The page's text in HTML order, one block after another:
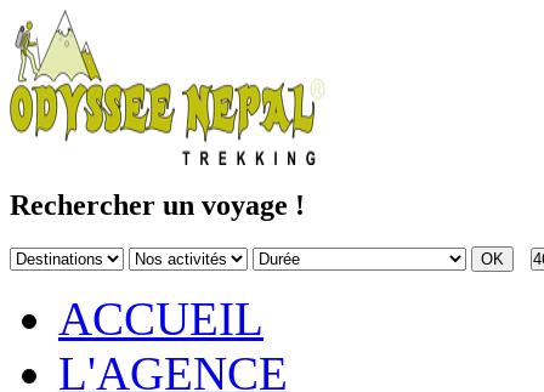
Rechercher un voyage !
ACCUEIL
L'AGENCE